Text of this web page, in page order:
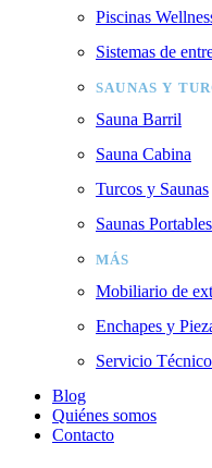
Piscinas
Sistemas de
SAUNAS Y
Sauna Barril
Sauna Cabina
Turcos y Saunas
Saunas Portables
MÁS
Mobiliario de
Enchapes y
Servicio
Blog
Quiénes somos
Contacto